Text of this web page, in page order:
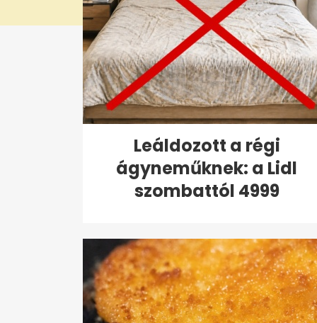
Leáldozott a régi
ágyneműknek: a Lidl
szombattól 4999